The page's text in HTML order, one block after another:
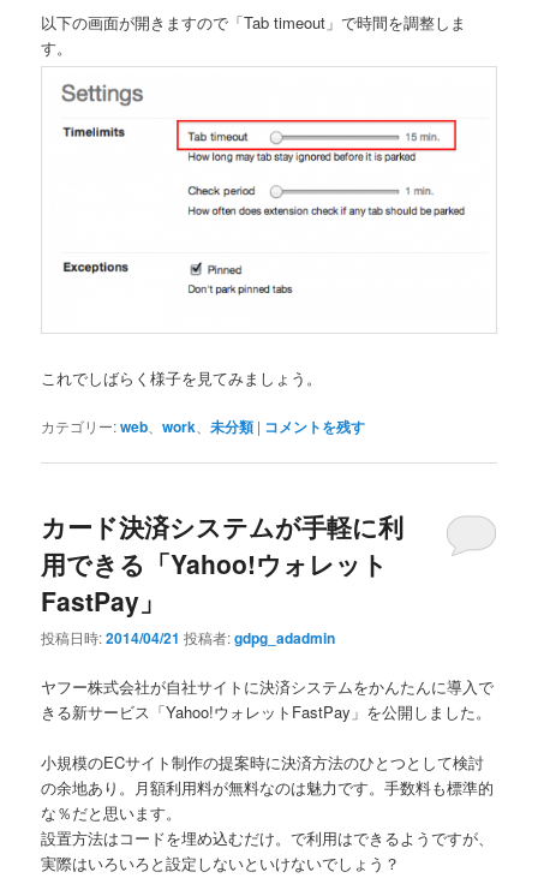
以下の画面が開きますので「Tab timeout」で時間を調整しま
す。
これでしばらく様子を見てみましょう。
カテゴリー:web 、work 、未分類 | コメントを残す
カード決済システムが手軽に利
用できる「Yahoo!ウォレット
FastPay」
投稿日時:2014/04/21 投稿者:gdpg_adadmin
ヤフー株式会社が自社サイトに決済システムをかんたんに導入で
きる新サービス「Yahoo!ウォレットFastPay」を公開しました。
小規模のECサイト制作の提案時に決済方法のひとつとして検討
の余地あり。月額利用料が無料なのは魅力です。手数料も標準的
な％だと思います。
設置方法はコードを埋め込むだけ。で利用はできるようですが、
実際はいろいろと設定しないといけないでしょう？